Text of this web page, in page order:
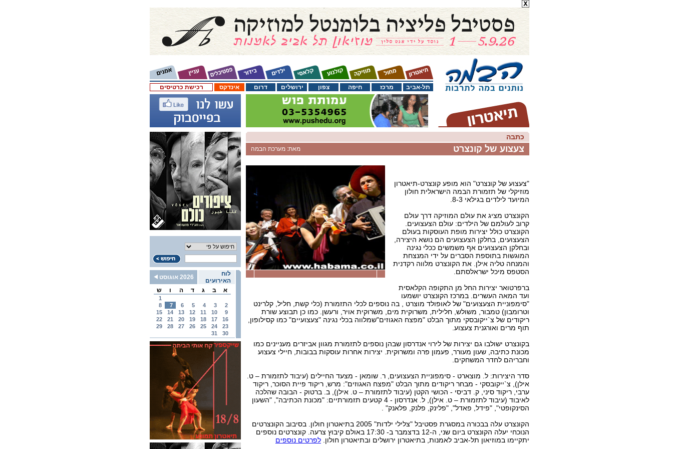
רכישת כרטיסים אינדקס דרום ירושלים צפון חיפה מרכז תל-אביב
לוח
האירועים
2026 אוגוסט
א
ב ג ד ה ו ש
1
2
3
4
5
6
7
8
9
10
11
12
13
14
15
16
17
18
19
20
21
22
23
24
25
26
27
28
29
30
31
כתבה
מאת: מערכת הבמה צעצוע של קונצרט
"צעצוע של קונצרט" הוא מופע קונצרט-תיאטרון
מוזיקלי של תזמורת הבמה הישראלית חולון
המיועד לילדים בגילאי 8-3.
הקונצרט מציג את עולם המוזיקה דרך עולם
קרוב לעולמם של הילדים: עולם הצעצועים.
הקונצרט כולל יצירות מופת העוסקות בעולם
הצעצועים, בחלקן הצעצועים הם נושא היצירה,
ובחלקן הצעצועים אף משמשים ככלי נגינה
המוגשות בתוספת הסברים על ידי המנצחת
והמנחה טליה אילן. את הקונצרט מלווה רקדנית
הסטפס מיכל ישראלסתם.
ברפרטואר יצירות החל מן התקופה הקלאסית
ועד המאה העשרים. במרכז הקונצרט יושמעו
"סימפוניית הצעצועים" של לאופולד מוצרט , בה נוספים לכלי התזמורת (כלי קשת, חליל, קלרינט
וטרומבון) טמבור, משולש, חלילית, משרוקית מים, משרוקית אויר, ורעשן. כמו כן תבוצע שורת
ריקודים של צ`ייקובסקי מתוך הבלט "מפצח האגוזים"שמלווה בכלי נגינה "צעצועיים" כמו קסילופון,
תוף מרים ואורגנית צעצוע.
בקונצרט ישולבו גם יצירות של לירוי אנדרסון שבהן נוספים לתזמורת מגוון אביזרים מעניינים כמו
מכונת כתיבה, שעון מעורר, פעמון פרה ומשרוקית. יצירות אחרות עוסקות בבובות, חיילי צעצוע
וחבריהם לחדר המשחקים.
סדר היצירות: ל. מוצארט - סימפוניית הצעצועים, ר. שומאן - מצעד החיילים (עיבוד לתזמורת – ט.
אילן), צ`ייקובסקי - מבחר ריקודים מתוך הבלט "מפצח האגוזים": מרש, ריקוד פיית הסוכר, ריקוד
ערבי, ריקוד סיני, ק. דביסי - הכושי הקטן (עיבוד לתזמורת – ט. אילן), ב. ברטוק - הבובה שהלכה
לאיבוד (עיבוד לתזמורת – ט. אילן), ל. אנדרסון - 4 קטעים תזמורתיים: "מכונת הכתיבה", "השעון
הסינקופטי", "פידל, פאדל", "פלינק, פלנק, פלאנק" .
הקונצרט עלה בבכורה במסגרת פסטיבל "צלילי ילדות" 2005 בתיאטרון חולון. בסיבוב הקונצרטים
הנוכחי יעלה הקונצרט ביום שני, ה-12 בדצמבר ב- 17:30 באולם קיבוץ צרעה. קונצרטים נוספים
יתקיימו במוזיאון תל-אביב לאמנות, בתיאטרון ירושלים ובתיאטרון חולון. לפרטים נוספים